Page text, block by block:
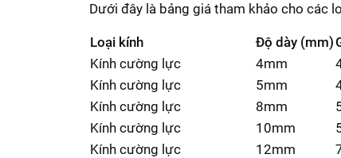
Dưới đây là bảng giá tham khảo cho các
Loại kính Độ dày (mm)
Kính cường lực
4mm
Kính cường lực
5mm
Kính cường lực
8mm
Kính cường lực
10mm
Kính cường lực
12mm